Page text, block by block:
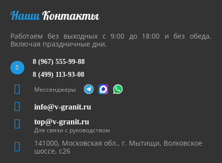
НашиКонтакты
Работаем без выходных с 9:00 до 18:00 и без обеда.
Включая праздничные дни.
8 (967) 555-99-88
8 (499) 113-93-08
Мессенджеры
info@v-granit.ru
top@v-granit.ru
Для связи с руководством
141000, Московская обл., г. Мытищи, Волковское
шоссе, с26